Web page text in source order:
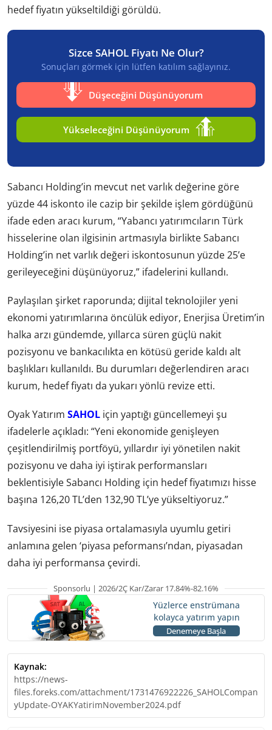
hedef fiyatın yükseltildiği görüldü.
Sizce SAHOL Fiyatı Ne Olur?
Sonuçları görmek için lütfen katılım sağlayınız.
Düşeceğini Düşünüyorum
Yükseleceğini Düşünüyorum
Sabancı Holding’in mevcut net varlık değerine göre
yüzde 44 iskonto ile cazip bir şekilde işlem gördüğünü
ifade eden aracı kurum, “Yabancı yatırımcıların Türk
hisselerine olan ilgisinin artmasıyla birlikte Sabancı
Holding’in net varlık değeri iskontosunun yüzde 25’e
gerileyeceğini düşünüyoruz,” ifadelerini kullandı.
Paylaşılan şirket raporunda; dijital teknolojiler yeni
ekonomi yatırımlarına öncülük ediyor, Enerjisa Üretim’in
halka arzı gündemde, yıllarca süren güçlü nakit
pozisyonu ve bankacılıkta en kötüsü geride kaldı alt
başlıkları kullanıldı. Bu durumları değerlendiren aracı
kurum, hedef fiyatı da yukarı yönlü revize etti.
Oyak Yatırım SAHOL için yaptığı güncellemeyi şu
ifadelerle açıkladı: “Yeni ekonomide genişleyen
çeşitlendirilmiş portföyü, yıllardır iyi yönetilen nakit
pozisyonu ve daha iyi iştirak performansları
beklentisiyle Sabancı Holding için hedef fiyatımızı hisse
başına 126,20 TL’den 132,90 TL’ye yükseltiyoruz.”
Tavsiyesini ise piyasa ortalamasıyla uyumlu getiri
anlamına gelen ‘piyasa peformansı’ndan, piyasadan
daha iyi performansa çevirdi.
Sponsorlu | 2026/2Ç Kar/Zarar 17.84%-82.16%
Yüzlerce enstrümana
kolayca yatırım yapın
Denemeye Başla
Kaynak:
https://news-
files.foreks.com/attachment/1731476922226_SAHOLCompan
yUpdate-OYAKYatirimNovember2024.pdf